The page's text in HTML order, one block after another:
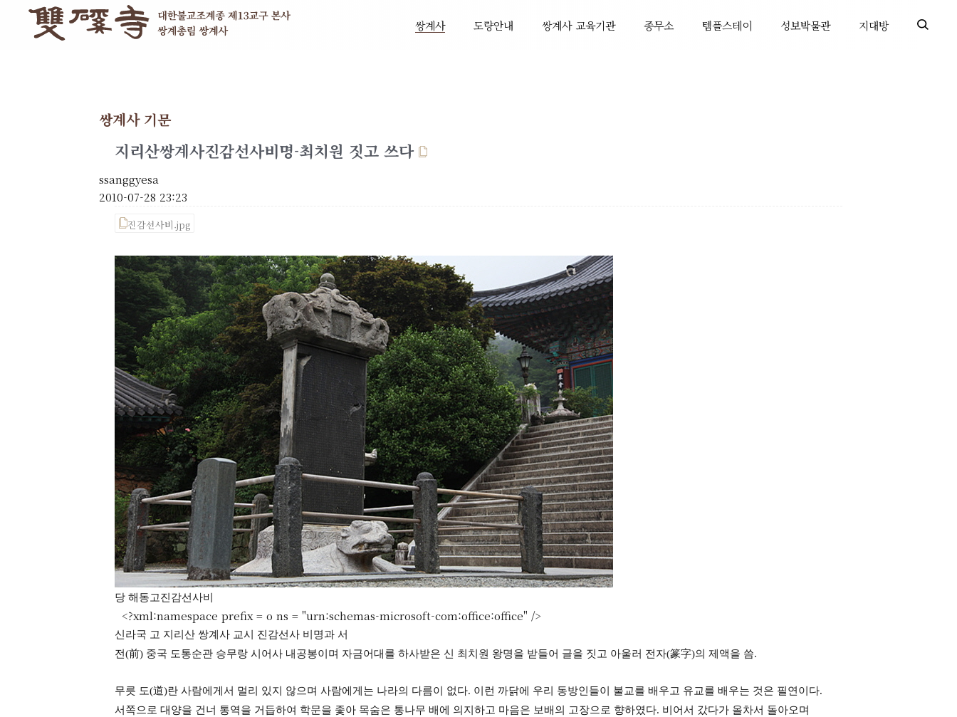
쌍계사 도량안내 쌍계사 교육기관 종무소 템플스테이 성보박물관 지대방
쌍계사 기문
지리산쌍계사진감선사비명-최치원 짓고 쓰다
ssanggyesa
2010-07-28 23:23
진감선사비.jpg
당 해동고진감선사비
<?xml:namespace prefix = o ns = "urn:schemas-microsoft-com:office:office" />
신라국 고 지리산 쌍계사 교시 진감선사 비명과 서
전(前) 중국 도통순관 승무랑 시어사 내공봉이며 자금어대를 하사받은 신 최치원 왕명을 받들어 글을 짓고 아울러 전자(篆字)의 제액을 씀.
무릇 도(道)란 사람에게서 멀리 있지 않으며 사람에게는 나라의 다름이 없다. 이런 까닭에 우리 동방인들이 불교를 배우고 유교를 배우는 것은 필연이다.
서쪽으로 대양을 건너 통역을 거듭하여 학문을 좇아 목숨은 통나무 배에 의지하고 마음은 보배의 고장으로 향하였다. 비어서 갔다가 올차서 돌아오며